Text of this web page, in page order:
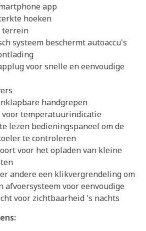
app
hoeken
terrein
systeem beschermt autoaccu's
voor snelle en eenvoudige
handgrepen
temperatuurindicatie
lezen bedieningspaneel om de
te controleren
voor het opladen van kleine
andere een klikvergrendeling om
afvoersysteem voor eenvoudige
voor zichtbaarheid 's nachts